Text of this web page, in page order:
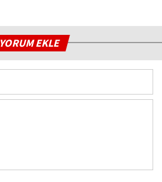
YORUM EKLE